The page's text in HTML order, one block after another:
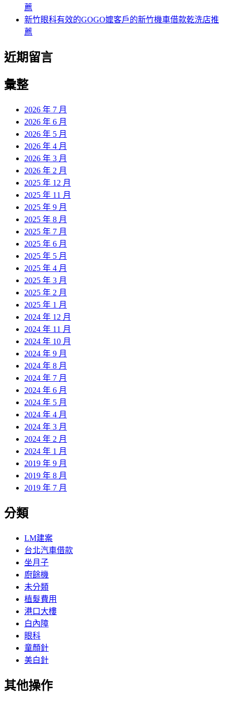
薦
新竹眼科有效的GOGO嬤客戶的新竹機車借款乾洗店推
薦
近期留言
彙整
2026 年 7 月
2026 年 6 月
2026 年 5 月
2026 年 4 月
2026 年 3 月
2026 年 2 月
2025 年 12 月
2025 年 11 月
2025 年 9 月
2025 年 8 月
2025 年 7 月
2025 年 6 月
2025 年 5 月
2025 年 4 月
2025 年 3 月
2025 年 2 月
2025 年 1 月
2024 年 12 月
2024 年 11 月
2024 年 10 月
2024 年 9 月
2024 年 8 月
2024 年 7 月
2024 年 6 月
2024 年 5 月
2024 年 4 月
2024 年 3 月
2024 年 2 月
2024 年 1 月
2019 年 9 月
2019 年 8 月
2019 年 7 月
分類
LM建案
台北汽車借款
坐月子
廚餘機
未分類
植髮費用
港口大樓
白內障
眼科
童顏針
美白針
其他操作